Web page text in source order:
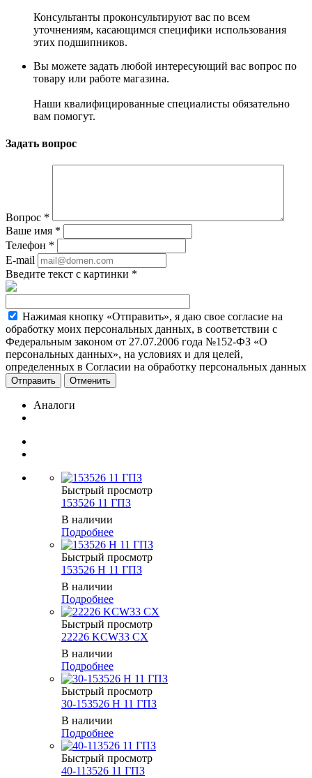
Консультанты проконсультируют вас по всем
уточнениям, касающимся специфики использования
этих подшипников.
Вы можете задать любой интересующий вас вопрос по
товару или работе магазина.
Наши квалифицированные специалисты обязательно
вам помогут.
Задать вопрос
Вопрос *
Ваше имя *
Телефон *
E-mail
Введите текст с картинки *
Нажимая кнопку «Отправить», я даю свое согласие на
обработку моих персональных данных, в соответствии с
Федеральным законом от 27.07.2006 года №152-ФЗ «О
персональных данных», на условиях и для целей,
определенных в Согласии на обработку персональных данных
Отменить
Аналоги
Быстрый просмотр
153526 11 ГПЗ
В наличии
Подробнее
Быстрый просмотр
153526 Н 11 ГПЗ
В наличии
Подробнее
Быстрый просмотр
22226 KCW33 CX
В наличии
Подробнее
Быстрый просмотр
30-153526 Н 11 ГПЗ
В наличии
Подробнее
Быстрый просмотр
40-113526 11 ГПЗ